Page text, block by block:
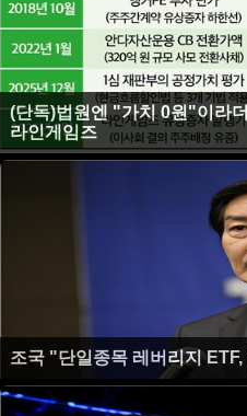
(단독)법원엔 "가치 0원"이라
라인게임즈
조국 "단일종목 레버리지